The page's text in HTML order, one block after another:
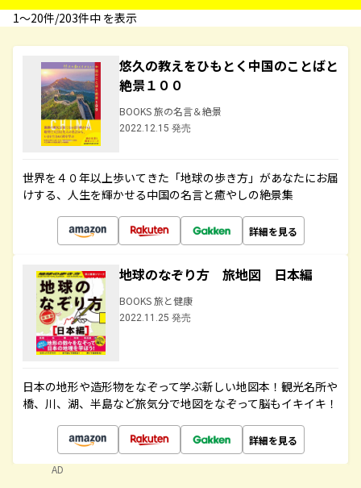
1〜20件/203件中 を表示
悠久の教えをひもとく中国のことばと
絶景１００
BOOKS 旅の名言＆絶景
2022.12.15 発売
世界を４０年以上歩いてきた「地球の歩き方」があなたにお届
けする、人生を輝かせる中国の名言と癒やしの絶景集
詳細を見る
地球のなぞり方 旅地図 日本編
BOOKS 旅と健康
2022.11.25 発売
日本の地形や造形物をなぞって学ぶ新しい地図本！観光名所や
橋、川、湖、半島など旅気分で地図をなぞって脳もイキイキ！
詳細を見る
AD